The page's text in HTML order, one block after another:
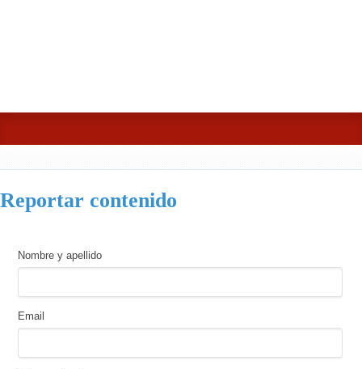
Reportar contenido
Nombre y apellido
Email